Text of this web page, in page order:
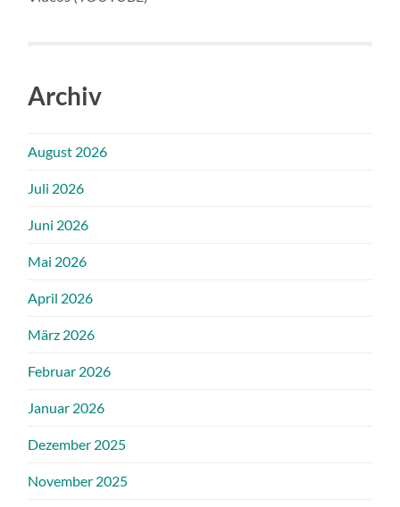
Archiv
August 2026
Juli 2026
Juni 2026
Mai 2026
April 2026
März 2026
Februar 2026
Januar 2026
Dezember 2025
November 2025